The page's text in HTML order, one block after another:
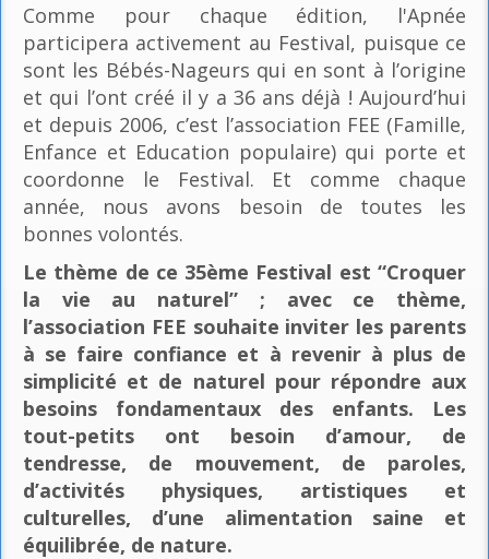
Comme pour chaque édition, l'Apnée
participera activement au Festival, puisque ce
sont les Bébés-Nageurs qui en sont à l’origine
et qui l’ont créé il y a 36 ans déjà ! Aujourd’hui
et depuis 2006, c’est l’association FEE (Famille,
Enfance et Education populaire) qui porte et
coordonne le Festival. Et comme chaque
année, nous avons besoin de toutes les
bonnes volontés.
Le thème de ce 35ème Festival est “Croquer
la vie au naturel” ; avec ce thème,
l’association FEE souhaite inviter les parents
à se faire confiance et à revenir à plus de
simplicité et de naturel pour répondre aux
besoins fondamentaux des enfants. Les
tout-petits ont besoin d’amour, de
tendresse, de mouvement, de paroles,
d’activités physiques, artistiques et
culturelles, d’une alimentation saine et
équilibrée, de nature.